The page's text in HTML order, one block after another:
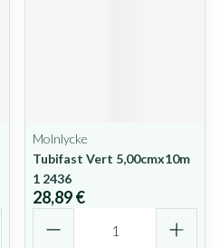
Molnlycke
Tubifast Vert 5,00cmx10m
1 2436
28,89 €